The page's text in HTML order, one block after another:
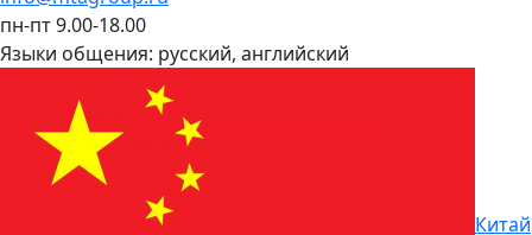
пн-пт 9.00-18.00
Языки общения: русский, английский
Китай